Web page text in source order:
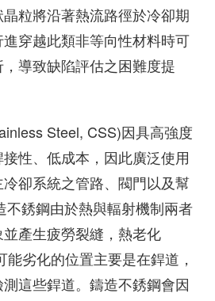
粒將沿著熱流路徑於冷卻期
穿越此類非等向性材料時可
導致缺陷評估之困難度提
Steel, CSS)因具高強度
性、低成本，因此廣泛使用
卻系統之管路、閥門以及幫
不銹鋼由於熱與輻射機制兩者
產生疲勞裂縫，熱老化
劣化的位置主要是在銲道，
這些銲道。鑄造不銹鋼會因